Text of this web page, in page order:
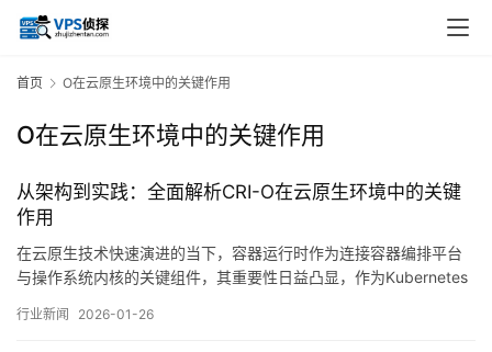
首页 O在云原生环境中的关键作用
O在云原生环境中的关键作用
从架构到实践：全面解析CRI-O在云原生环境中的关键
作用
在云原生技术快速演进的当下，容器运行时作为连接容器编排平台
与操作系统内核的关键组件，其重要性日益凸显，作为Kubernetes
径，为我们理解云原生基础设施的演进提供了独特视角，本文将从
行业新闻 2026-01-26